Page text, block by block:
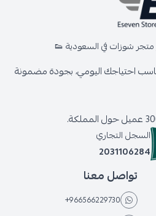
شوزات في السعودية 👟
احتياجك اليومي، بجودة مضمونة
السجل التجاري
2031106284
تواصل معنا
+966566229730